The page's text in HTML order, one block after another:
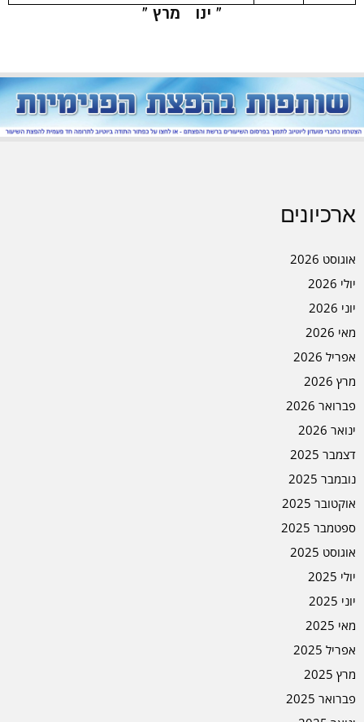
« ינו
מרץ »
ארכיונים
אוגוסט 2026
יולי 2026
יוני 2026
מאי 2026
אפריל 2026
מרץ 2026
פברואר 2026
ינואר 2026
דצמבר 2025
נובמבר 2025
אוקטובר 2025
ספטמבר 2025
אוגוסט 2025
יולי 2025
יוני 2025
מאי 2025
אפריל 2025
מרץ 2025
פברואר 2025